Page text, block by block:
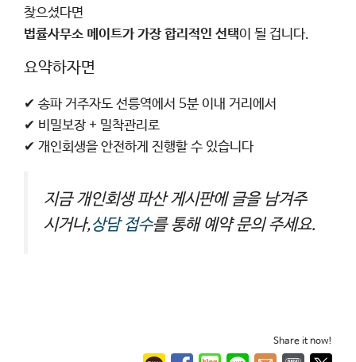
찾으셨다면
법률사무소 메이트가 가장 합리적인 선택이 될 겁니다.
요약하자면
✔ 송파 거주자도 선릉역에서 5분 이내 거리에서
✔ 비밀보장 + 밀착관리로
✔ 개인회생을 안전하게 진행할 수 있습니다
지금 개인회생 파산 게시판에 글을 남겨주
시거나,상담 접수를 통해 예약 문의 주세요.
Share it now!